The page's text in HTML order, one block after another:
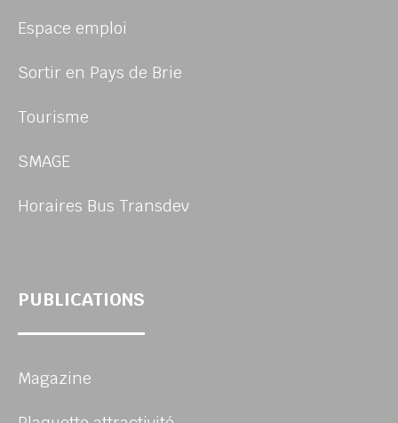
Espace emploi
Sortir en Pays de Brie
Tourisme
SMAGE
Horaires Bus Transdev
PUBLICATIONS
Magazine